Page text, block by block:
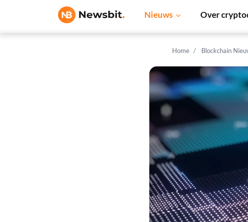
Nieuws Over
Home Blockchain